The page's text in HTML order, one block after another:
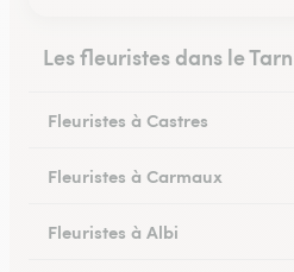
Les fleuristes dans le
Fleuristes à Castres
Fleuristes à Carmaux
Fleuristes à Albi